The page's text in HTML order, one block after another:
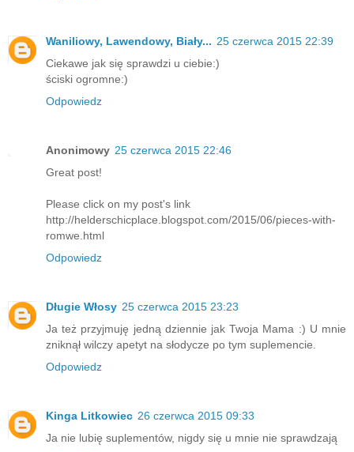
Waniliowy, Lawendowy, Biały... 25 czerwca 2015 22:39
Ciekawe jak się sprawdzi u ciebie:)
ściski ogromne:)
Odpowiedz
Anonimowy 25 czerwca 2015 22:46
Great post!
Please click on my post's link
http://helderschicplace.blogspot.com/2015/06/pieces-with-
romwe.html
Odpowiedz
Długie Włosy 25 czerwca 2015 23:23
Ja też przyjmuję jedną dziennie jak Twoja Mama :) U mnie
zniknął wilczy apetyt na słodycze po tym suplemencie.
Odpowiedz
Kinga Litkowiec 26 czerwca 2015 09:33
Ja nie lubię suplementów, nigdy się u mnie nie sprawdzają